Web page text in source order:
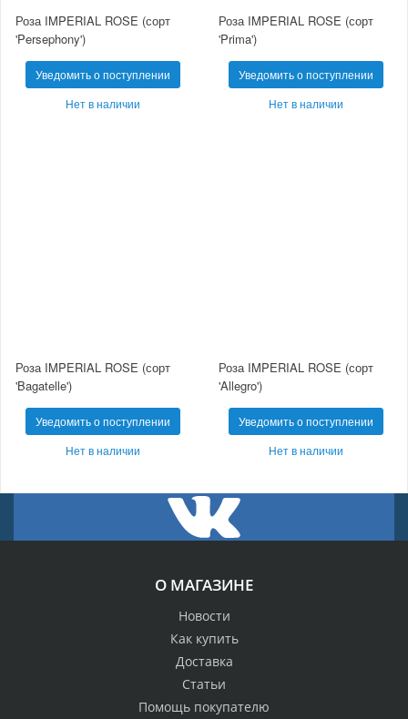
Роза IMPERIAL ROSE (сорт
'Persephony')
Уведомить о поступлении
Нет в наличии
Роза IMPERIAL ROSE (сорт
'Prima')
Уведомить о поступлении
Нет в наличии
Роза IMPERIAL ROSE (сорт
'Bagatelle')
Уведомить о поступлении
Нет в наличии
Роза IMPERIAL ROSE (сорт
'Allegro')
Уведомить о поступлении
Нет в наличии
О МАГАЗИНЕ
Новости
Как купить
Доставка
Статьи
Помощь покупателю